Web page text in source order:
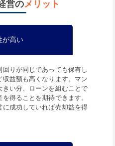
営のメリット
が高い
りが同じであっても保有し
益額も高くなります。マン
い分、ローンを組むことで
得ることを期待できます。
成功していれば売却益を得